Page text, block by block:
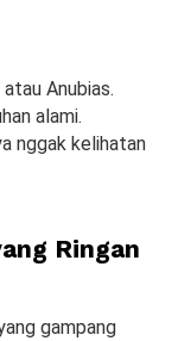
Anubias.
alami.
nggak kelihatan
Ringan
gampang